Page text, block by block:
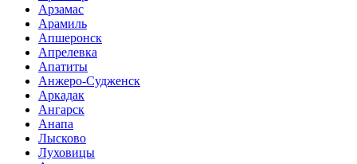
Арзамас
Арамиль
Апшеронск
Апрелевка
Апатиты
Анжеро-Судженск
Аркадак
Ангарск
Анапа
Лысково
Луховицы